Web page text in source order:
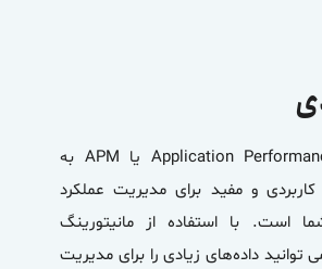
Application یا APM به
کاربردی و مفید برای مدیریت عملکرد
است. با استفاده از مانیتورینگ
توانید داده‌های زیادی را برای مدیریت